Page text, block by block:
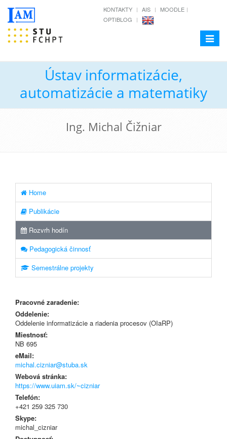
KONTAKTY AIS
MOODLE
OPTIBLOG
Toggle
Ústav informatizácie,
automatizácie a matematiky
Ing. Michal Čižniar
Home
Publikácie
Rozvrh hodín
Pedagogická činnosť
Semestrálne projekty
Pracovné zaradenie:
Oddelenie:
Oddelenie informatizácie a riadenia procesov (OIaRP)
Miestnosť:
NB 695
eMail:
michal.cizniar@stuba.sk
Webová stránka:
https://www.uiam.sk/~cizniar
Telefón:
+421 259 325 730
Skype:
michal_cizniar